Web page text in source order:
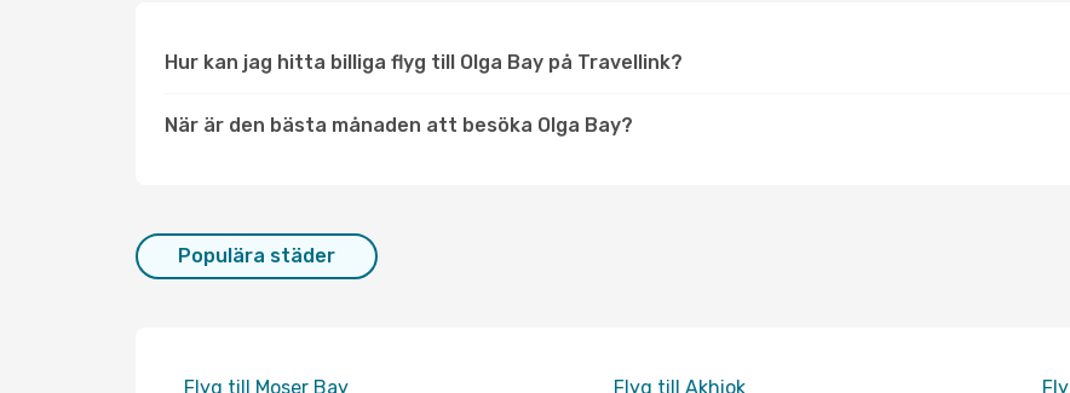
Hur kan jag hitta billiga flyg till Olga Bay på Travellink?
När är den bästa månaden att besöka Olga Bay?
Populära städer
Flyg till Moser Bay Flyg till Akhiok